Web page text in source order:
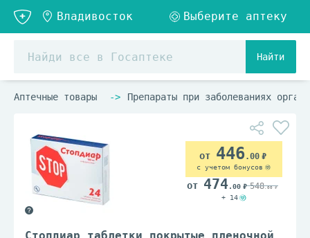
Найти
Аптечные товары Препараты при заболеваниях
446.00
с учетом бонусов
474.00 548.00
+ 14